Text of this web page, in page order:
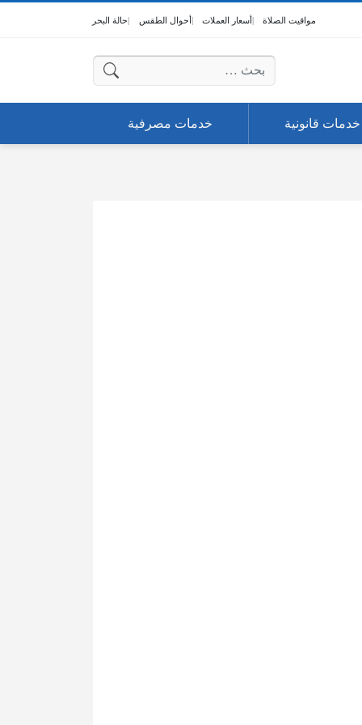
مواقيت الصلاة أسعار العملات أحوال الطقس حالة البحر
البحث عن:
خدمات قانونية خدمات مصرفية